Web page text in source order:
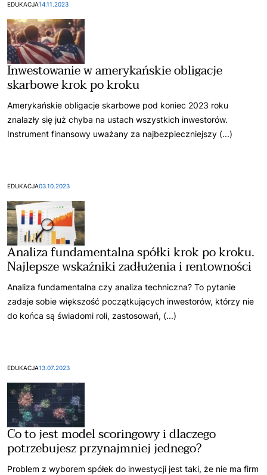
EDUKACJA14.11.2023
Inwestowanie w amerykańskie obligacje
skarbowe krok po kroku
Amerykańskie obligacje skarbowe pod koniec 2023 roku
znalazły się już chyba na ustach wszystkich inwestorów.
Instrument finansowy uważany za najbezpieczniejszy (...)
EDUKACJA03.10.2023
Analiza fundamentalna spółki krok po kroku.
Najlepsze wskaźniki zadłużenia i rentowności
Analiza fundamentalna czy analiza techniczna? To pytanie
zadaje sobie większość początkujących inwestorów, którzy nie
do końca są świadomi roli, zastosowań, (...)
EDUKACJA13.07.2023
Co to jest model scoringowy i dlaczego
potrzebujesz przynajmniej jednego?
Problem z wyborem spółek do inwestycji jest taki, że nie ma firm